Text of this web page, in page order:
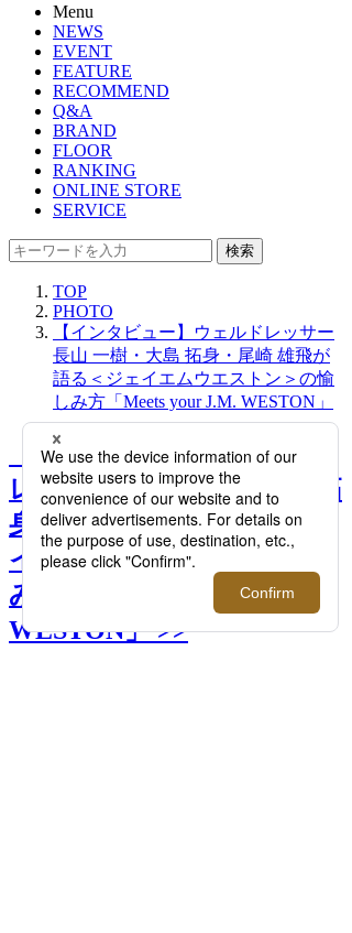
Menu
NEWS
EVENT
FEATURE
RECOMMEND
Q&A
BRAND
FLOOR
RANKING
ONLINE STORE
SERVICE
検索
TOP
PHOTO
【インタビュー】ウェルドレッサー
長山 一樹・大島 拓身・尾崎 雄飛が
語る＜ジェイエムウエストン＞の愉
しみ方「Meets your J.M. WESTON」
【インタビュー】ウェルド
レッサー長山 一樹・大島 拓
身・尾崎 雄飛が語る＜ジェ
イエムウエストン＞の愉し
み方「Meets your J.M.
WESTON」 >>